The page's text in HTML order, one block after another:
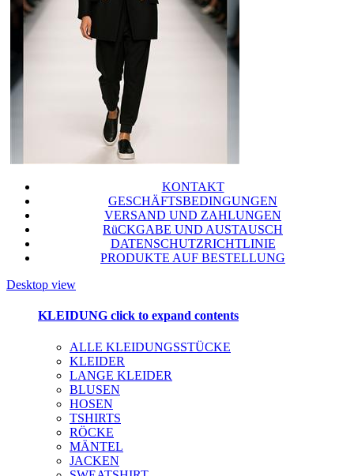
KONTAKT
GESCHÄFTSBEDINGUNGEN
VERSAND UND ZAHLUNGEN
RüCKGABE UND AUSTAUSCH
DATENSCHUTZRICHTLINIE
PRODUKTE AUF BESTELLUNG
Desktop view
KLEIDUNG click to expand contents
ALLE KLEIDUNGSSTÜCKE
KLEIDER
LANGE KLEIDER
BLUSEN
HOSEN
TSHIRTS
RÖCKE
MÄNTEL
JACKEN